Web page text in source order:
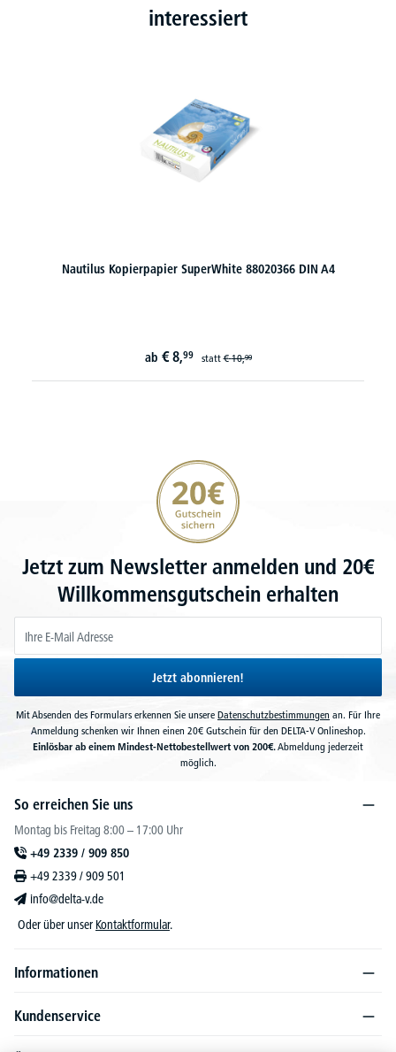
interessiert
Nautilus Kopierpapier SuperWhite 88020366 DIN A4
ab € 8,99 statt€ 10,99
20€ Gutschein sichern
Jetzt zum Newsletter anmelden und 20€
Willkommensgutschein erhalten
Jetzt abonnieren!
Mit Absenden des Formulars erkennen Sie unsere Datenschutzbestimmungen an. Für Ihre
Anmeldung schenken wir Ihnen einen 20€ Gutschein für den DELTA-V Onlineshop.
Einlösbar ab einem Mindest-Nettobestellwert von 200€.Abmeldung jederzeit
möglich.
So erreichen Sie uns
Montag bis Freitag 8:00 – 17:00 Uhr
+49 2339 / 909 850
+49 2339 / 909 501
info@delta-v.de
Oder über unser Kontaktformular.
Informationen
Kundenservice